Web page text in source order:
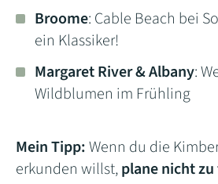
Broome: Cable Beach bei
ein Klassiker!
Margaret River & Albany:
Wildblumen im Frühling
Mein Tipp:Wenn du die
erkunden willst,plane nicht